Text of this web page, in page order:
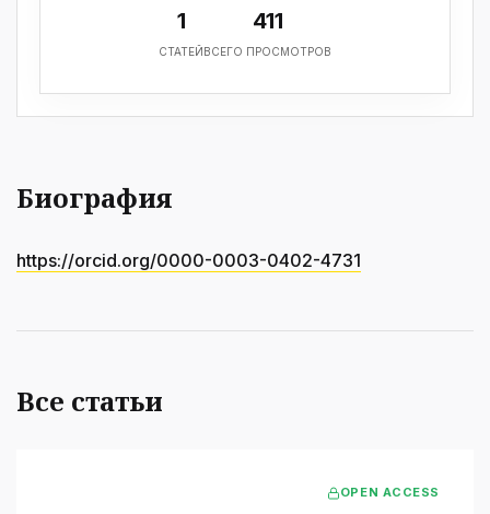
1
СТАТЕЙ
411
ВСЕГО ПРОСМОТРОВ
Биография
https://orcid.org/0000-0003-0402-4731
Все статьи
OPEN ACCESS